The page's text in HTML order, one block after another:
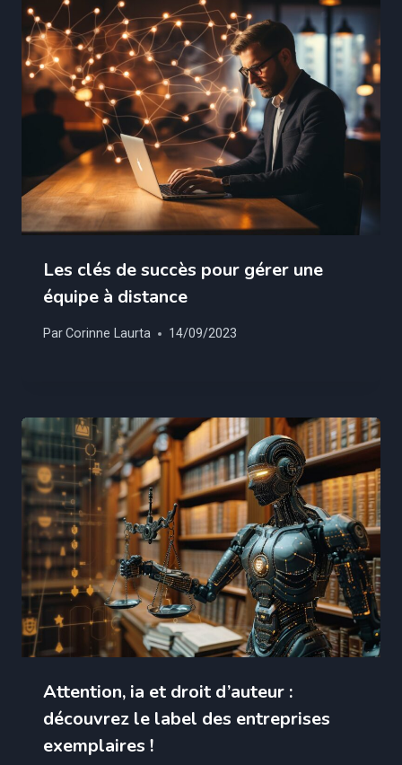
Les clés de succès pour gérer une
équipe à distance
ParCorinne Laurta 14/09/2023
Attention, ia et droit d’auteur :
découvrez le label des entreprises
exemplaires !